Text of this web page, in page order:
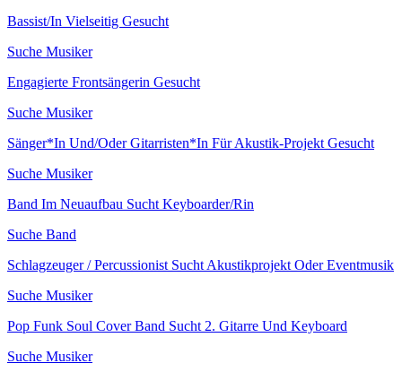
Bassist/In Vielseitig Gesucht
Suche Musiker
Engagierte Frontsängerin Gesucht
Suche Musiker
Sänger*In Und/Oder Gitarristen*In Für Akustik-Projekt Gesucht
Suche Musiker
Band Im Neuaufbau Sucht Keyboarder/Rin
Suche Band
Schlagzeuger / Percussionist Sucht Akustikprojekt Oder Eventmusik
Suche Musiker
Pop Funk Soul Cover Band Sucht 2. Gitarre Und Keyboard
Suche Musiker